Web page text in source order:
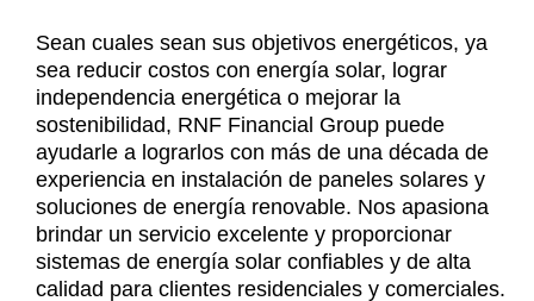
Sean cuales sean sus objetivos energéticos, ya
sea reducir costos con energía solar, lograr
independencia energética o mejorar la
sostenibilidad, RNF Financial Group puede
ayudarle a lograrlos con más de una década de
experiencia en instalación de paneles solares y
soluciones de energía renovable. Nos apasiona
brindar un servicio excelente y proporcionar
sistemas de energía solar confiables y de alta
calidad para clientes residenciales y comerciales.